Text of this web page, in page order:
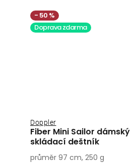
50 %
Doprava zdarma
Fiber Mini Sailor dámský
skládací deštník
Doppler
průměr 97 cm, 250 g